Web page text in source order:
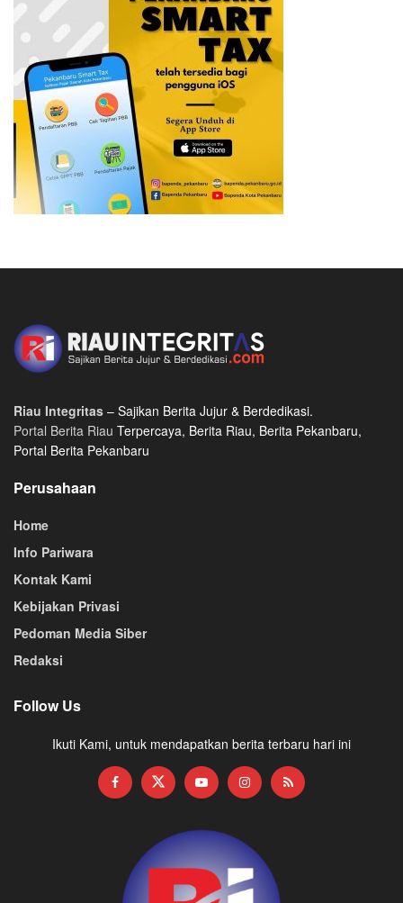
Riau Integritas – Sajikan Berita Jujur & Berdedikasi.
Portal Berita Riau Terpercaya, Berita Riau, Berita Pekanbaru,
Portal Berita Pekanbaru
Perusahaan
Home
Info Pariwara
Kontak Kami
Kebijakan Privasi
Pedoman Media Siber
Redaksi
Follow Us
Ikuti Kami, untuk mendapatkan berita terbaru hari ini